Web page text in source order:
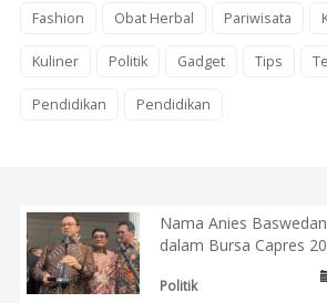
Fashion Obat Herbal Pariwisata
Kuliner Politik Gadget Tips
Pendidikan Pendidikan
Nama Anies
dalam Bursa Capres
Politik